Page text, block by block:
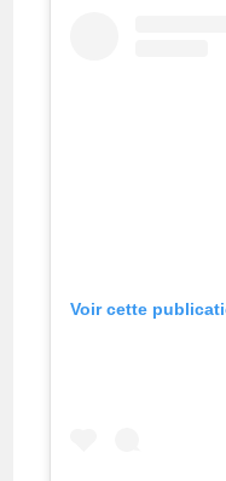
Voir cette